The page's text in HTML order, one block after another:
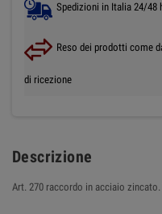
Spedizioni in Italia 24/48
Reso dei prodotti come
di ricezione
Descrizione
Art. 270 raccordo in acciaio